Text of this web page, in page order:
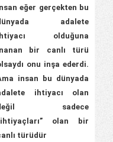
eğer gerçekten bu
adalete
olduğuna
bir canlı türü
onu inşa ederdi.
insan bu dünyada
ihtiyacı olan
sadece
olan bir
türüdür